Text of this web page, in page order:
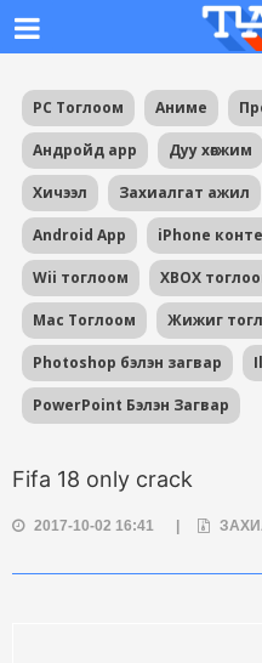
PC Тоглоом Аниме
Андройд app Дуу хөгжим
Хичээл Захиалгат ажил
Android App iPhone
Wii тоглоом XBOX
Mac Тоглоом Жижиг
Photoshop бэлэн загвар
PowerPoint Бэлэн Загвар
Fifa 18 only crack
2017-10-02 16:41